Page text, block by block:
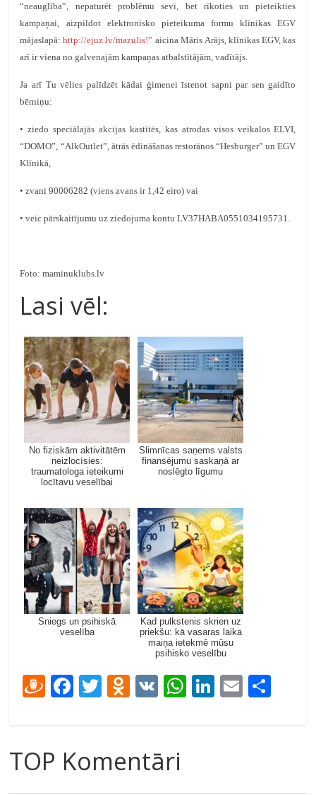
“neauglība”, nepaturēt problēmu sevī, bet rīkoties un pieteikties
kampaņai, aizpildot elektronisko pieteikuma formu klīnikas EGV
mājaslapā:http://ejuz.lv/mazulis!” aicina Māris Arājs, klīnikas EGV, kas
arī ir viena no galvenajām kampaņas atbalstītājām, vadītājs.
Ja arī Tu vēlies palīdzēt kādai ģimenei īstenot sapni par sen gaidīto
bērniņu:
• ziedo speciālajās akcijas kastītēs, kas atrodas visos veikalos ELVI,
“DOMO”, “AlkOutlet”, ātrās ēdināšanas restorānos “Hesburger” un EGV
Klīnikā,
• zvani 90006282 (viens zvans ir 1,42 eiro) vai
• veic pārskaitījumu uz ziedojuma kontu LV37HABA0551034195731.
Foto: maminuklubs.lv
Lasi vēl:
No fiziskām aktivitātēm
neizlocīsies:
traumatologa ieteikumi
locītavu veselībai
Slimnīcas saņems valsts
finansējumu saskaņā ar
noslēgto līgumu
Sniegs un psihiskā
veselība
Kad pulkstenis skrien uz
priekšu: kā vasaras laika
maiņa ietekmē mūsu
psihisko veselību
D
gi
e
F
b
o
T
er
O
o
kl
V W Li E
TOP Komentāri